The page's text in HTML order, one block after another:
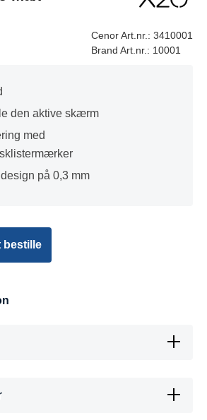
Cenor Art.nr.: 3410001
Brand Art.nr.: 10001
den aktive skærm
med
på 0,3 mm
bestille